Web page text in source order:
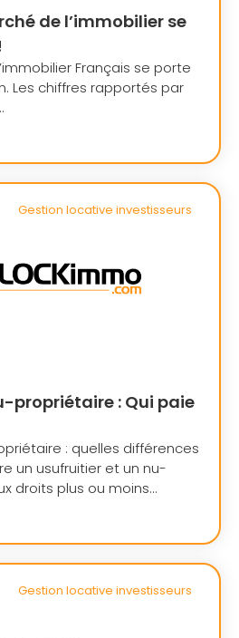
de l’immobilier se
Français se porte
Les chiffres rapportés par
Gestion locative investisseurs
propriétaire : Qui paie
: quelles différences
un usufruitier et un nu-
droits plus ou moins...
Gestion locative investisseurs